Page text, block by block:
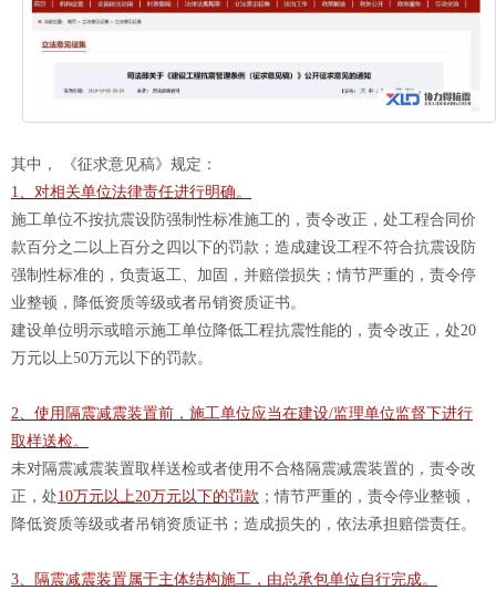
其中， 《征求意见稿》规定：
1、对相关单位法律责任进行明确。
施工单位不按抗震设防强制性标准施工的，责令改正，处工程合同价
款百分之二以上百分之四以下的罚款；造成建设工程不符合抗震设防
强制性标准的，负责返工、加固，并赔偿损失；情节严重的，责令停
业整顿，降低资质等级或者吊销资质证书。
建设单位明示或暗示施工单位降低工程抗震性能的，责令改正，处20
万元以上50万元以下的罚款。
2、使用隔震减震装置前，施工单位应当在建设/监理单位监督下进行
取样送检。
未对隔震减震装置取样送检或者使用不合格隔震减震装置的，责令改
正，处10万元以上20万元以下的罚款 ；情节严重的，责令停业整顿，
降低资质等级或者吊销资质证书；造成损失的，依法承担赔偿责任。
3、隔震减震装置属于主体结构施工，由总承包单位自行完成。